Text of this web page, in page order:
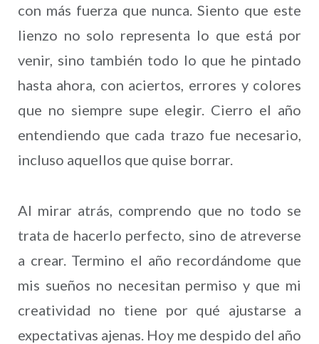
con más fuerza que nunca. Siento que este
lienzo no solo representa lo que está por
venir, sino también todo lo que he pintado
hasta ahora, con aciertos, errores y colores
que no siempre supe elegir. Cierro el año
entendiendo que cada trazo fue necesario,
incluso aquellos que quise borrar.
Al mirar atrás, comprendo que no todo se
trata de hacerlo perfecto, sino de atreverse
a crear. Termino el año recordándome que
mis sueños no necesitan permiso y que mi
creatividad no tiene por qué ajustarse a
expectativas ajenas. Hoy me despido del año